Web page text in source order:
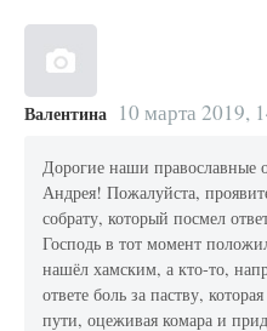
Валентина 10 марта 2019,
Дорогие наши
Андрея! Пожалуйста,
собрату, который посмел
Господь в тот момент
нашёл хамским, а кто-то,
ответе боль за паству,
пути, оцеживая комара и